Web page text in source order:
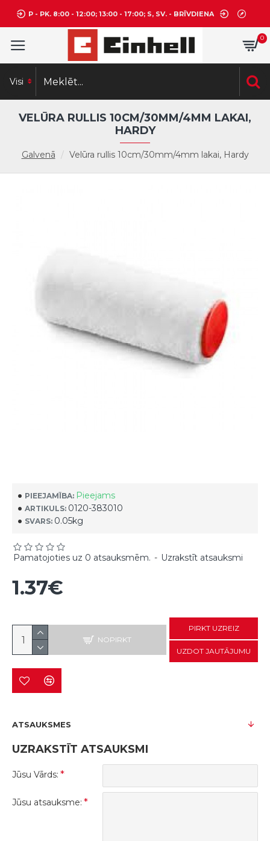
P - PK. 8:00 - 12:00; 13:00 - 17:00; S, SV. - BRĪVDIENA
0
Visi
Galvenā Velūra rullis 10cm/30mm/4mm lakai, Hardy
VELŪRA RULLIS 10CM/30MM/4MM LAKAI,
HARDY
PIEEJAMĪBA: Pieejams
ARTIKULS: 0120-383010
SVARS: 0.05kg
Pamatojoties uz 0 atsauksmēm. - Uzrakstīt atsauksmi
1.37€
NOPIRKT
PIRKT UZREIZ
UZDOT JAUTĀJUMU
ATSAUKSMES
UZRAKSTĪT ATSAUKSMI
Jūsu Vārds:
Jūsu atsauksme: